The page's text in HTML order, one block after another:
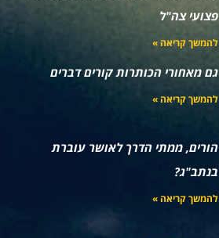
פצועי צה"ל
להמשך קריאה »
גם מאחורי הכותרות קורים דברים
להמשך קריאה »
הורים, ממתי הדרך לאושר עוברת
בנתב"ג?
להמשך קריאה »